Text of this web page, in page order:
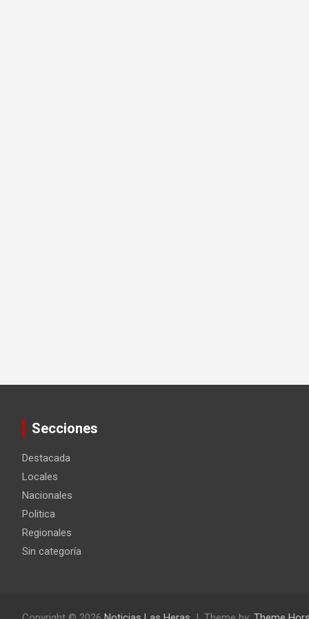
Secciones
Destacada
Locales
Nacionales
Politica
Regionales
Sin categoría